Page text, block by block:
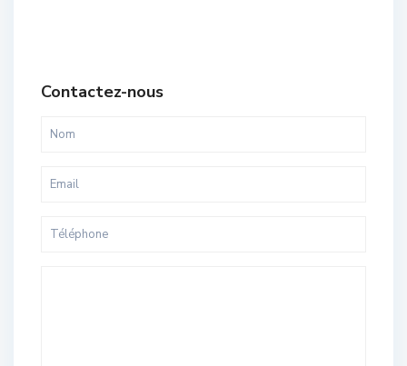
Contactez-nous